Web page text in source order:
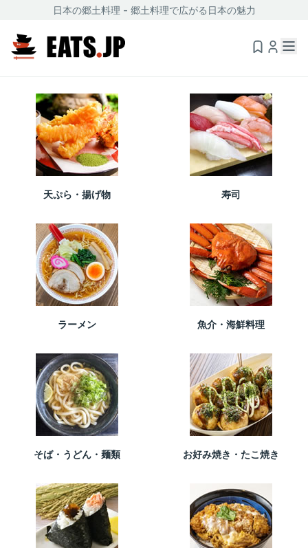
日本の郷土料理 - 郷土料理で広がる日本の魅力
天ぷら・揚げ物 寿司
ラーメン 魚介・海鮮料理
そば・うどん・麺類 お好み焼き・たこ焼き